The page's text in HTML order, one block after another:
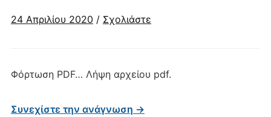
24 Απριλίου 2020 / Σχολιάστε
Φόρτωση PDF… Λήψη αρχείου pdf.
Συνεχίστε την ανάγνωση →